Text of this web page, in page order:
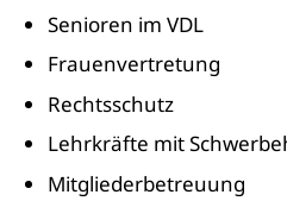
Senioren im VDL
Frauenvertretung
Rechtsschutz
Lehrkräfte mit
Mitgliederbetreuung